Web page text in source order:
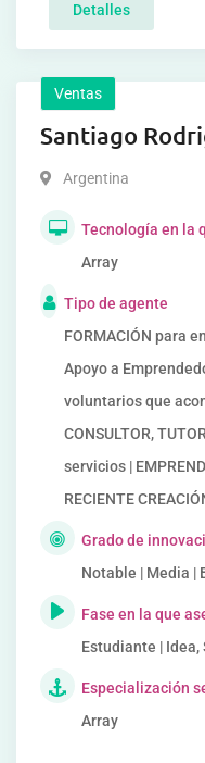
Detalles
Ventas
Santiago
Argentina
Tecnología en la
Array
Tipo de agente
FORMACIÓN para
Apoyo a
voluntarios que
CONSULTOR,
servicios |
RECIENTE
Grado de
Notable | Media |
Fase en la que
Estudiante |
Especialización
Array